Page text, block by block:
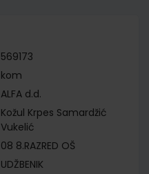
569173
kom
ALFA d.d.
Kožul Krpes Samardžić
Vukelić
08 8.RAZRED OŠ
UDŽBENIK